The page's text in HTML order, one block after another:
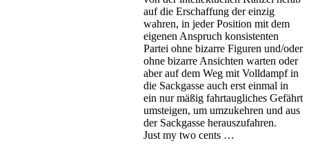
auf die Erschaffung der einzig
wahren, in jeder Position mit dem
eigenen Anspruch konsistenten
Partei ohne bizarre Figuren und/oder
ohne bizarre Ansichten warten oder
aber auf dem Weg mit Volldampf in
die Sackgasse auch erst einmal in
ein nur mäßig fahrtaugliches Gefährt
umsteigen, um umzukehren und aus
der Sackgasse herauszufahren.
Just my two cents …